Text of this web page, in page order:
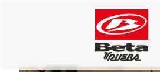
Etiquetas